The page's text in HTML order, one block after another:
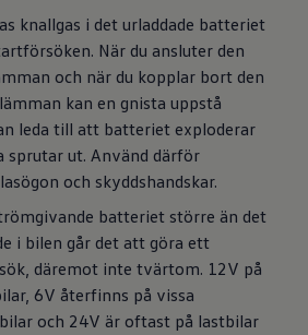
knallgas i det urladdade batteriet
När du ansluter den
och när du kopplar bort den
kan en gnista uppstå
leda till att batteriet exploderar
sprutar ut. Använd därför
och skyddshandskar.
batteriet större än det
i bilen går det att göra ett
däremot inte tvärtom. 12V på
6V återfinns på vissa
och 24V är oftast på lastbilar